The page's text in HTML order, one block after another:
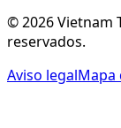
©2026Vietnam
reservados.
Aviso legalMapa